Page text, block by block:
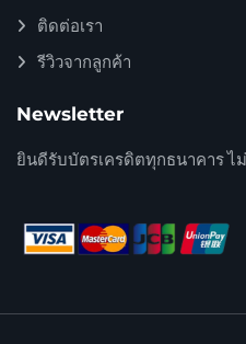
ติดต่อเรา
รีวิวจากลูกค้า
Newsletter
ยินดีรับบัตรเครดิตทุกธนาคาร ไ